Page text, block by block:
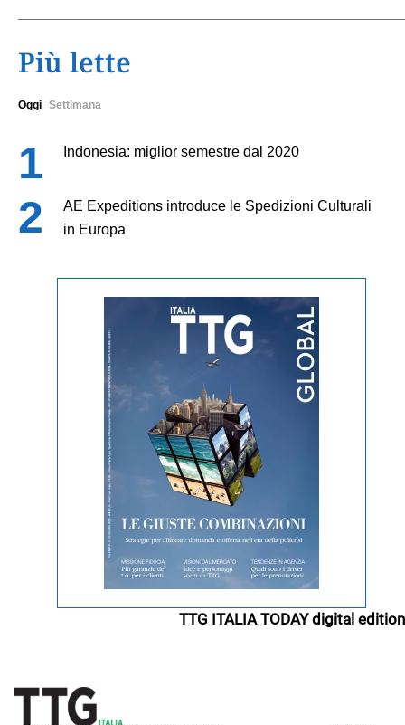
Più lette
Oggi Settimana
Indonesia: miglior semestre dal 2020
AE Expeditions introduce le Spedizioni Culturali
in Europa
TTG ITALIA TODAY digital edition